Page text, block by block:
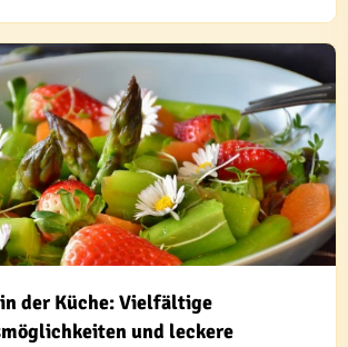
der Küche: Vielfältige
und leckere